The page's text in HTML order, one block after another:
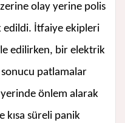
olay yerine polis
edildi. İtfaiye ekipleri
edilirken, bir elektrik
patlamalar
önlem alarak
kısa süreli panik